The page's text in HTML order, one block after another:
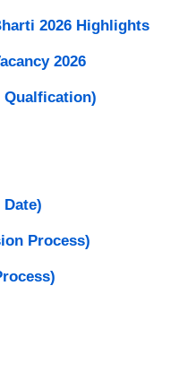
2026 Highlights
2026
Qualfication)
Date)
Process)